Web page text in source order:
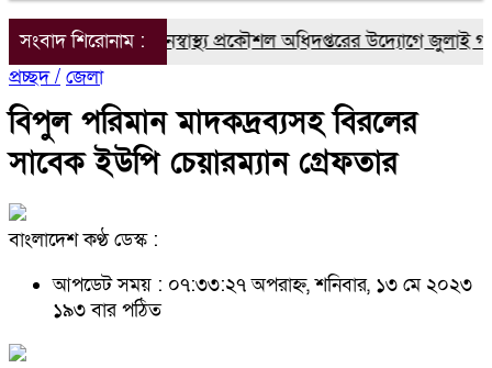
সংবাদ শিরোনাম :জনস্বাস্থ্য প্রকৌশল অধিদপ্তরের উদ্যোগে জুলাই
প্রচ্ছদ / জেলা
বিপুল পরিমান মাদকদ্রব‍্যসহ বিরলের
সাবেক ইউপি চেয়ারম‍্যান গ্রেফতার
বাংলাদেশ কণ্ঠ ডেস্ক :
আপডেট সময় : ০৭:৩৩:২৭ অপরাহ্ন, শনিবার, ১৩ মে ২০২৩
১৯৩ বার পঠিত